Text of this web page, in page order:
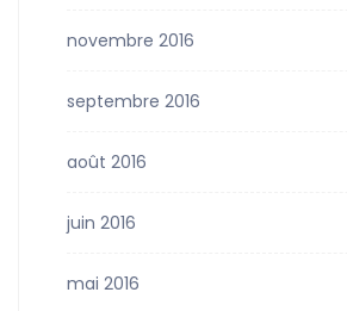
novembre 2016
septembre 2016
août 2016
juin 2016
mai 2016